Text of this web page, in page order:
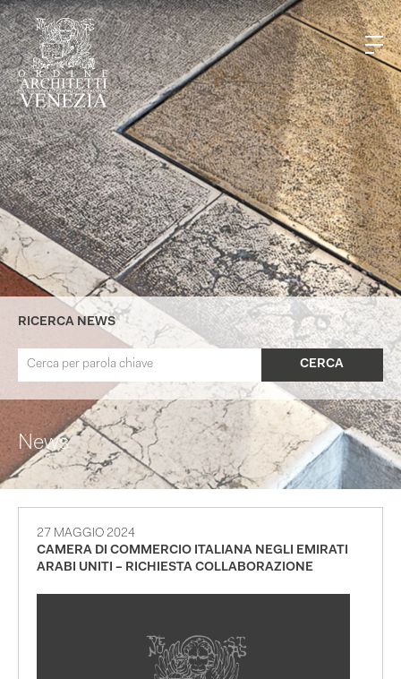
RICERCA NEWS
News
27 MAGGIO 2024
CAMERA DI COMMERCIO ITALIANA NEGLI EMIRATI
ARABI UNITI – RICHIESTA COLLABORAZIONE